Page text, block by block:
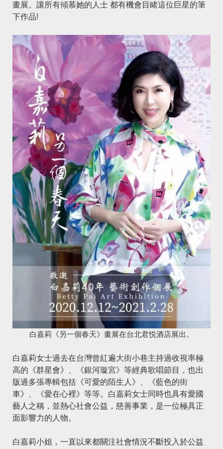
畫展。讓所有傾慕她的人士 都有機會目睹這位巨星的筆
下作品!
白嘉莉《另一個春天》畫展在台北君悦酒店展出。
白嘉莉女士過去在台灣曾紅遍大街小巷主持過收視率極
高的《群星會》、《銀河璇宮》等經典歌唱節目，也出
版過多張專輯包括《可愛的陌生人》、《藍色的街
車》、《愛在心裡》等等。白嘉莉女士同時也具有愛國
藝人之稱，並熱心社會公益，慈善事業，是一位極具正
面影響力的人物。
白嘉莉小姐，一直以來都關注社會情況不斷投入於公益